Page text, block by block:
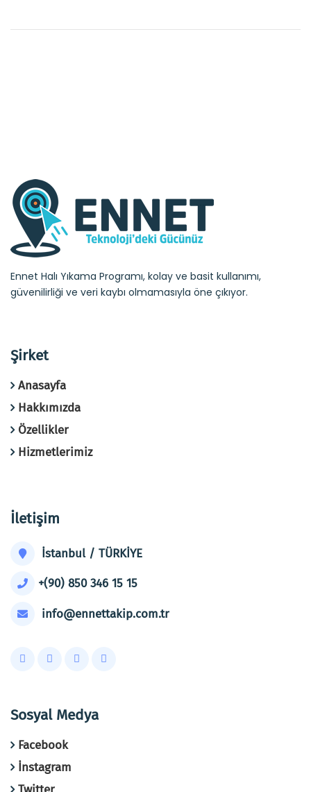
Ennet Halı Yıkama Programı, kolay ve basit kullanımı,
güvenilirliği ve veri kaybı olmamasıyla öne çıkıyor.
Şirket
Anasayfa
Hakkımızda
Özellikler
Hizmetlerimiz
İletişim
İstanbul / TÜRKİYE
+(90) 850 346 15 15
info@ennettakip.com.tr
Sosyal Medya
Facebook
İnstagram